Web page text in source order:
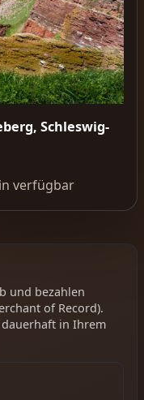
Schleswig-
verfügbar
und bezahlen
of Record).
in Ihrem